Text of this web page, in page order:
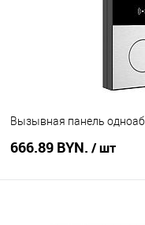
Вызывная панель
666.89 BYN. / шт